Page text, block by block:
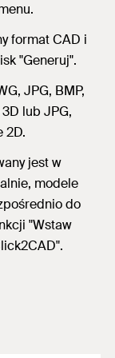
format CAD i
"Generuj".
JPG, BMP,
lub JPG,
2D.
jest w
modele
do
"Wstaw